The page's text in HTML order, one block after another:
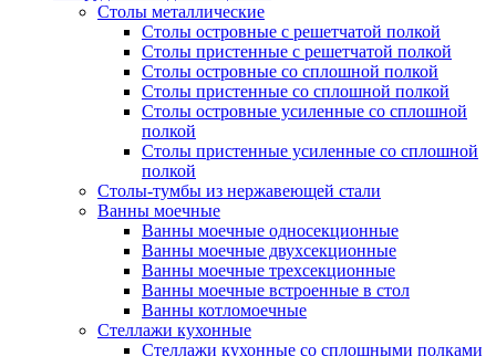
Столы металлические
Столы островные с решетчатой полкой
Столы пристенные с решетчатой полкой
Столы островные со сплошной полкой
Столы пристенные со сплошной полкой
Столы островные усиленные со сплошной
полкой
Столы пристенные усиленные со сплошной
полкой
Столы-тумбы из нержавеющей стали
Ванны моечные
Ванны моечные односекционные
Ванны моечные двухсекционные
Ванны моечные трехсекционные
Ванны моечные встроенные в стол
Ванны котломоечные
Стеллажи кухонные
Стеллажи кухонные со сплошными полками